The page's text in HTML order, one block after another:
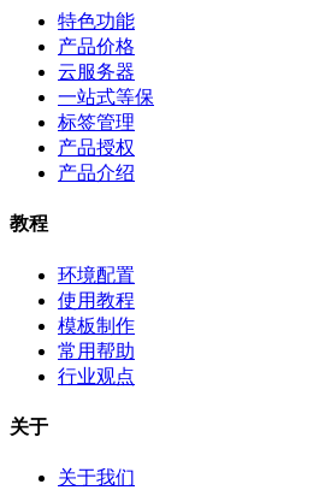
特色功能
产品价格
云服务器
一站式等保
标签管理
产品授权
产品介绍
教程
环境配置
使用教程
模板制作
常用帮助
行业观点
关于
关于我们